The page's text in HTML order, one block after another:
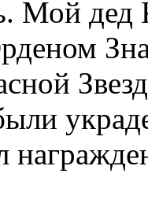
Мой дед